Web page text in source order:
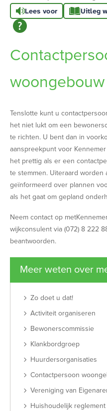
Lees voor Uitleg
woongebouw
Tenslotte kunt u
het niet lukt om een
te richten. U bent dan in
aanspreekpunt voor
het prettig als er een
te stemmen. Uiteraard worden
geïnformeerd over plannen
als het gaat om gepland
Neem contact op
wijkconsulent via (072) 8 222
beantwoorden.
Meer weten over
Zo doet u dat!
Activiteit organiseren
Bewonerscommissie
Klankbordgroep
Huurdersorganisaties
Contactpersoon
Vereniging van
Huishoudelijk reglement